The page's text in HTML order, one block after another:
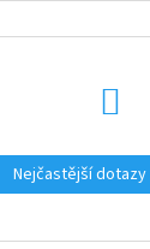
Nejčastější dotazy